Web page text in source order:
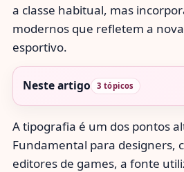
a classe habitual, mas
modernos que refletem a
esportivo.
Neste artigo 3 tópicos
A tipografia é um dos pontos
Fundamental para designers,
editores de games, a fonte